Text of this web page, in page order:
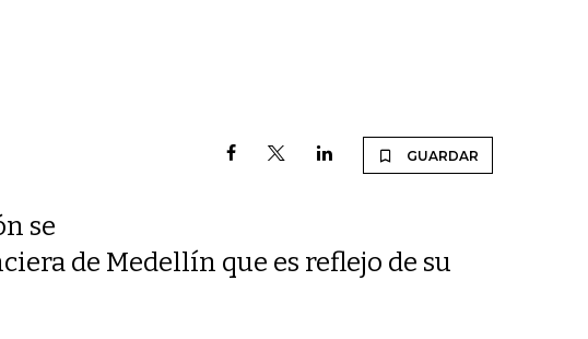
GUARDAR
se
de Medellín que es reflejo de su